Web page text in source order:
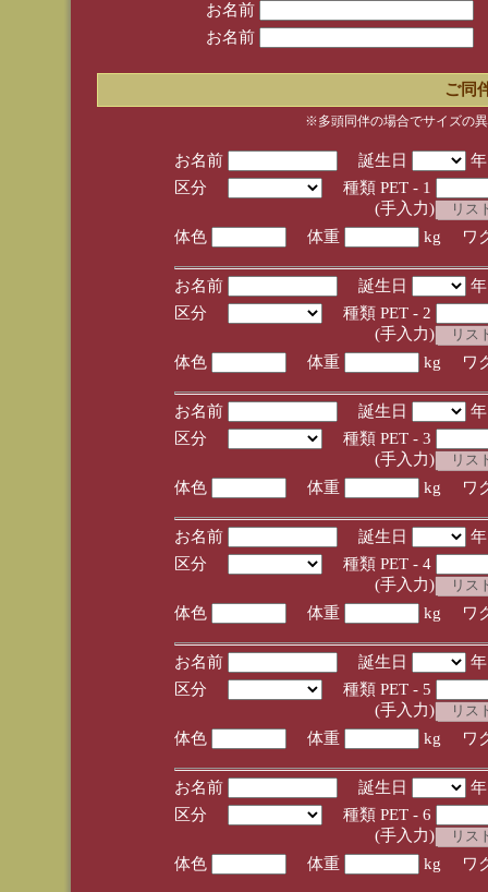
お名前
お名前
ご同
※多頭同伴の場合でサイズの
お名前 誕生日
区分
種類 PET - 1
(手入力)
体色
体重 kg ワ
お名前 誕生日
区分
種類 PET - 2
(手入力)
体色
体重 kg ワ
お名前 誕生日
区分
種類 PET - 3
(手入力)
体色
体重 kg ワ
お名前 誕生日
区分
種類 PET - 4
(手入力)
体色
体重 kg ワ
お名前 誕生日
区分
種類 PET - 5
(手入力)
体色
体重 kg ワ
お名前 誕生日
区分
種類 PET - 6
(手入力)
体色
体重 kg ワ